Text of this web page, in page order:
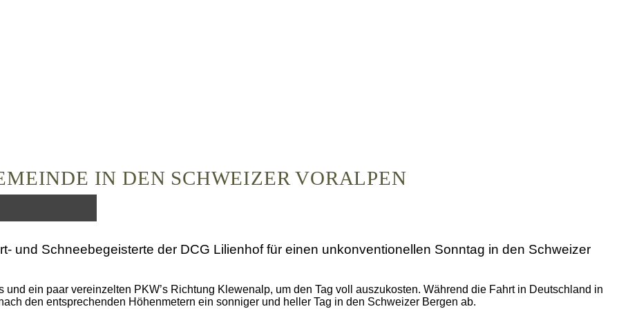
IN DEN SCHWEIZER VORALPEN
und Schneebegeisterte der DCG Lilienhof für einen unkonventionellen Sonntag in den Schweizer
ein paar vereinzelten PKW’s Richtung Klewenalp, um den Tag voll auszukosten. Während die Fahrt in Deutschland in
den entsprechenden Höhenmetern ein sonniger und heller Tag in den Schweizer Bergen ab.